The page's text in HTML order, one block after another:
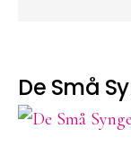
De Små